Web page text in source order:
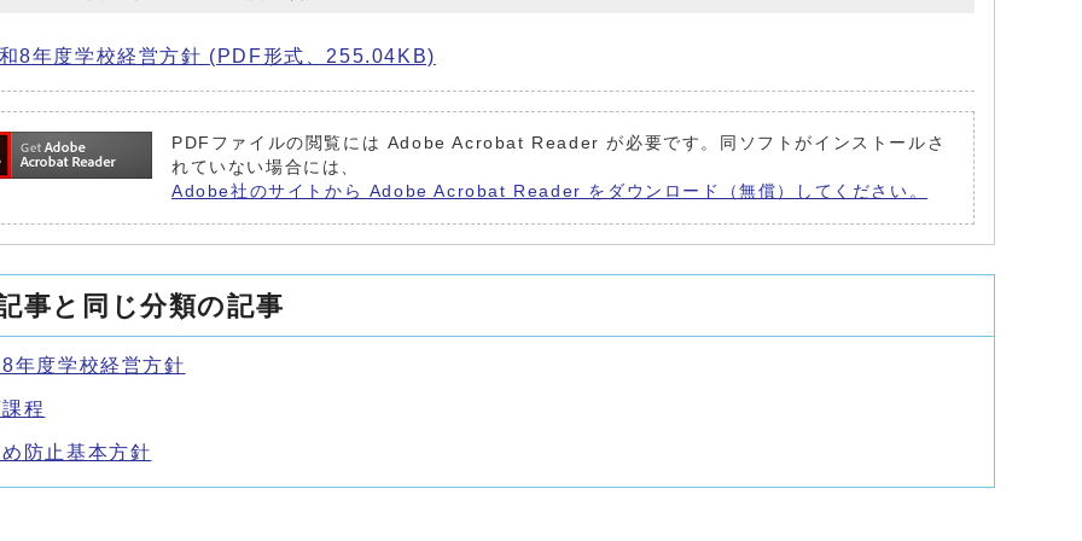
8年度学校経営方針 (PDF形式、255.04KB)
PDFファイルの閲覧には Adobe Acrobat Reader が必要です。同ソフトがインストールさ
れていない場合には、
Adobe社のサイトから Adobe Acrobat Reader をダウンロード（無償）してください。
事と同じ分類の記事
年度学校経営方針
程
防止基本方針